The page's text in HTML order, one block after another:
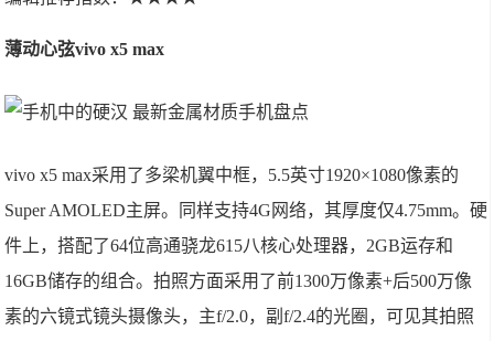
薄动心弦vivo x5 max
vivo x5 max采用了多梁机翼中框，5.5英寸1920×1080像素的
Super AMOLED主屏。同样支持4G网络，其厚度仅4.75mm。硬
件上，搭配了64位高通骁龙615八核心处理器，2GB运存和
16GB储存的组合。拍照方面采用了前1300万像素+后500万像
素的六镜式镜头摄像头，主f/2.0，副f/2.4的光圈，可见其拍照